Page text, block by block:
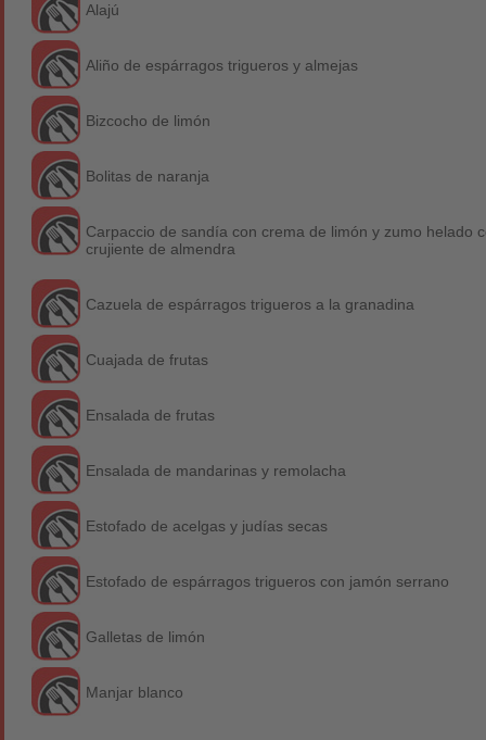
Alajú
Aliño de espárragos trigueros y almejas
Bizcocho de limón
Bolitas de naranja
Carpaccio de sandía con crema de limón y zumo helado
crujiente de almendra
Cazuela de espárragos trigueros a la granadina
Cuajada de frutas
Ensalada de frutas
Ensalada de mandarinas y remolacha
Estofado de acelgas y judías secas
Estofado de espárragos trigueros con jamón serrano
Galletas de limón
Manjar blanco